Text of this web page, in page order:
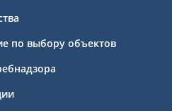
по выбору объектов